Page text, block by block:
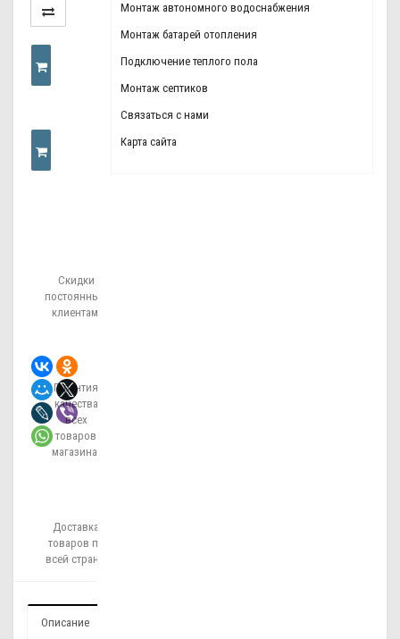
Монтаж автономного водоснабжения
Монтаж батарей отопления
Подключение теплого пола
Монтаж септиков
Связаться с нами
Карта сайта
ОДИНСкидки
постоянным
клиентам!
Гарантия
качества
всех
товаров
магазина!
Доставка
товаров по
всей стране!
Описание